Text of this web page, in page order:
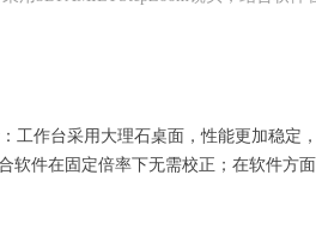
作台采用大理石桌面，性能更加稳定
软件在固定倍率下无需校正；在软件方